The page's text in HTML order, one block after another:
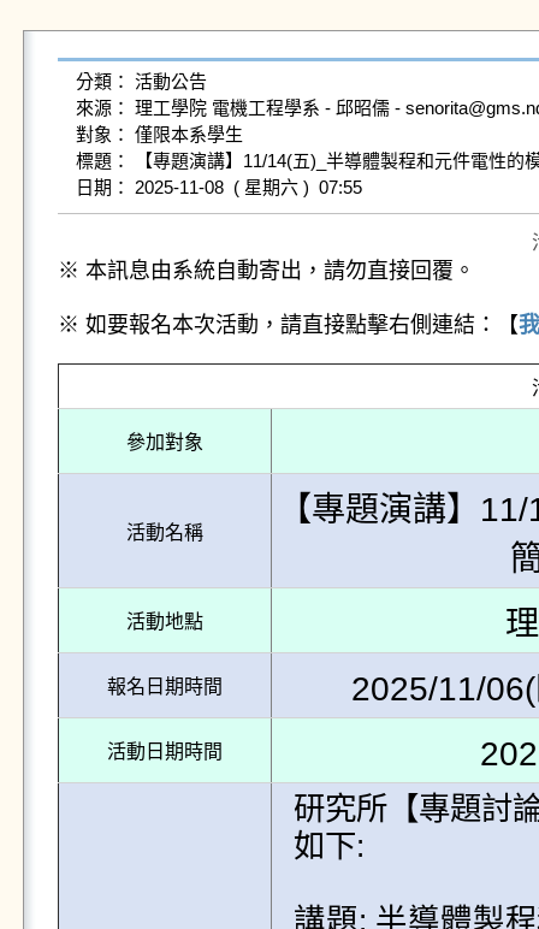
分類： 活動公告
來源： 理工學院 電機工程學系 - 邱昭儒 -
對象： 僅限本系學生
標題： 【專題演講】11/14(五)_半導體製程和元件電性的
日期： 2025-11-08  ( 星期六 )  07:55
※ 本訊息由系統自動寄出，請勿直接回覆。
※ 如要報名本次活動，請直接點擊右側連結：【
參加對象
活動名稱
【專題演講】
活動地點
報名日期時間 2025/11/
活動日期時間
研究所【專題討
如下:
講題: 半導體製